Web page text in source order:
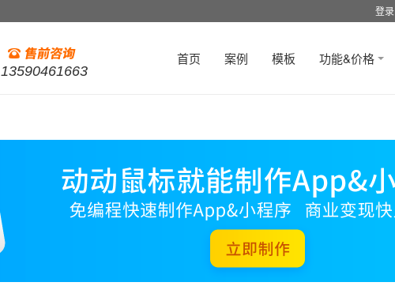
登录
13590461663
首页 案例 模板 功能&价格